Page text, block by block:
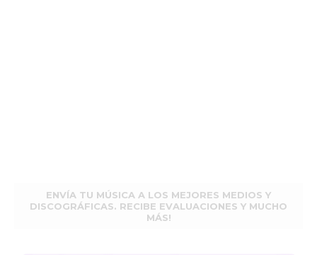
ENVÍA TU MÚSICA A LOS MEJORES MEDIOS Y
DISCOGRÁFICAS. RECIBE EVALUACIONES Y MUCHO
MÁS!